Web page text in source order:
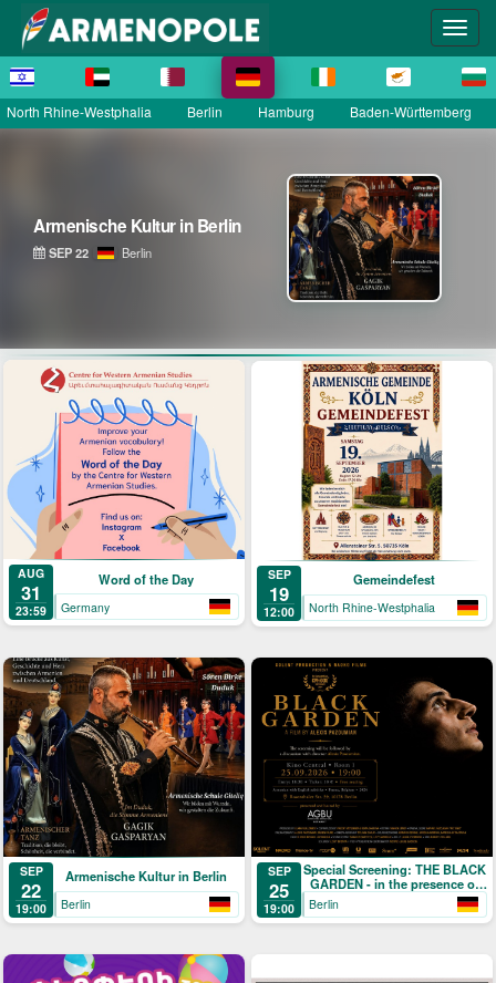
North Rhine-Westphalia Berlin Hamburg Baden-Württemberg
Armenische Kultur in Berlin
SEP 22 Berlin
AUG
31
23:59
Word of the Day
Germany
SEP
19
12:00
Gemeindefest
North Rhine-Westphalia
SEP
22
19:00
Armenische Kultur in Berlin
Berlin
SEP
25
19:00
Special Screening: THE BLACK
GARDEN - in the presence of
director Alexis Pazoumian
Berlin